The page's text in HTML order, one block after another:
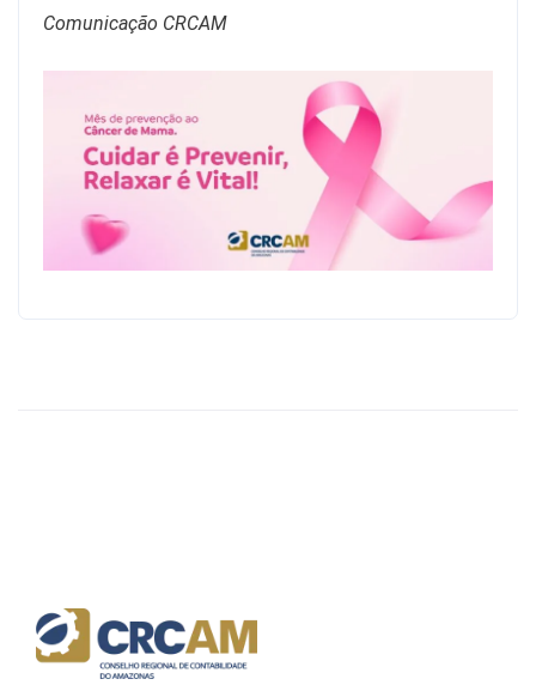
Comunicação CRCAM